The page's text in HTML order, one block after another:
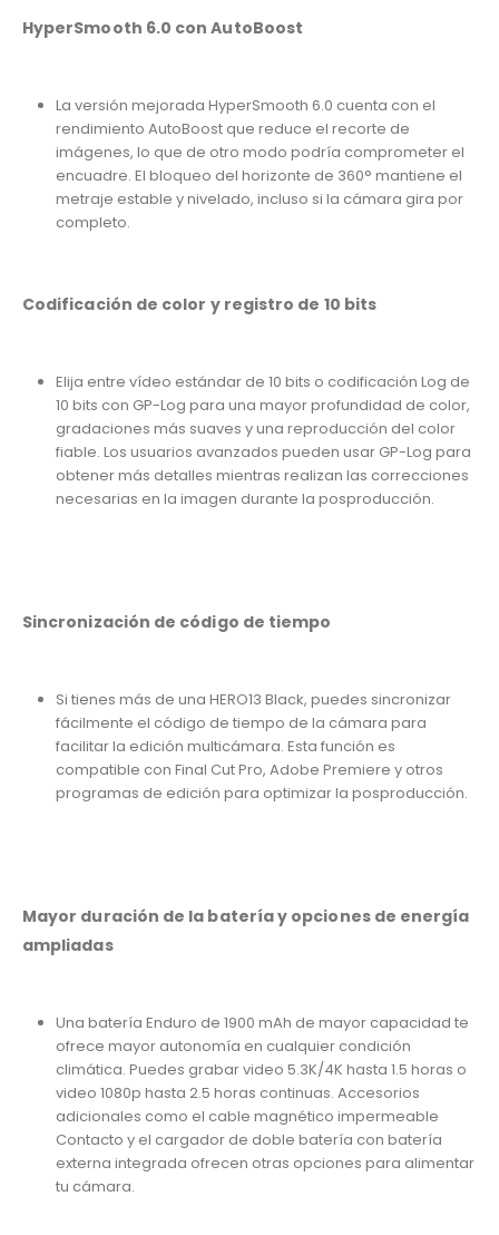
HyperSmooth 6.0 con AutoBoost
La versión mejorada HyperSmooth 6.0 cuenta con el
rendimiento AutoBoost que reduce el recorte de
imágenes, lo que de otro modo podría comprometer el
encuadre. El bloqueo del horizonte de 360° mantiene el
metraje estable y nivelado, incluso si la cámara gira por
completo.
Codificación de color y registro de 10 bits
Elija entre vídeo estándar de 10 bits o codificación Log de
10 bits con GP-Log para una mayor profundidad de color,
gradaciones más suaves y una reproducción del color
fiable. Los usuarios avanzados pueden usar GP-Log para
obtener más detalles mientras realizan las correcciones
necesarias en la imagen durante la posproducción.
Sincronización de código de tiempo
Si tienes más de una HERO13 Black, puedes sincronizar
fácilmente el código de tiempo de la cámara para
facilitar la edición multicámara. Esta función es
compatible con Final Cut Pro, Adobe Premiere y otros
programas de edición para optimizar la posproducción.
Mayor duración de la batería y opciones de energía
ampliadas
Una batería Enduro de 1900 mAh de mayor capacidad te
ofrece mayor autonomía en cualquier condición
climática. Puedes grabar video 5.3K/4K hasta 1.5 horas o
video 1080p hasta 2.5 horas continuas. Accesorios
adicionales como el cable magnético impermeable
Contacto y el cargador de doble batería con batería
externa integrada ofrecen otras opciones para alimentar
tu cámara.